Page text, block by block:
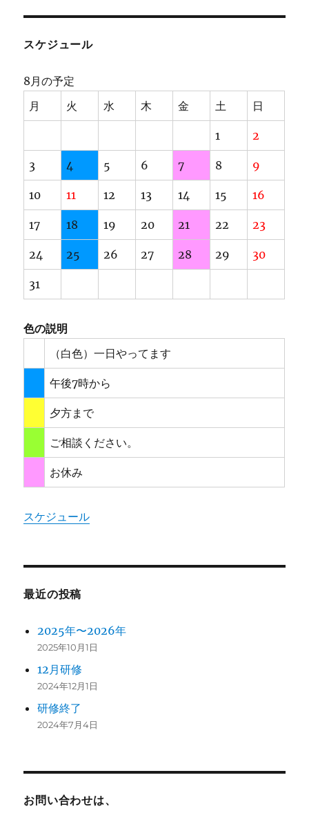
スケジュール
8月の予定
月
火 水 木 金 土 日
1 2
3 4 5 6 7 8 9
10 11 12 13 14 15 16
17 18 19 20 21 22 23
24 25 26 27 28 29 30
31
色の説明
（白色）一日やってます
午後7時から
夕方まで
ご相談ください。
お休み
スケジュール
最近の投稿
2025年〜2026年
2025年10月1日
12月研修
2024年12月1日
研修終了
2024年7月4日
お問い合わせは、